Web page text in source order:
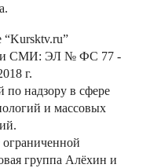
СМИ: ЭЛ № ФС 77 -
г.
надзору в сфере
и массовых
группа Алёхин и